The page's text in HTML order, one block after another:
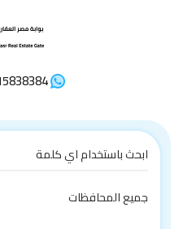
جميع المحافظات